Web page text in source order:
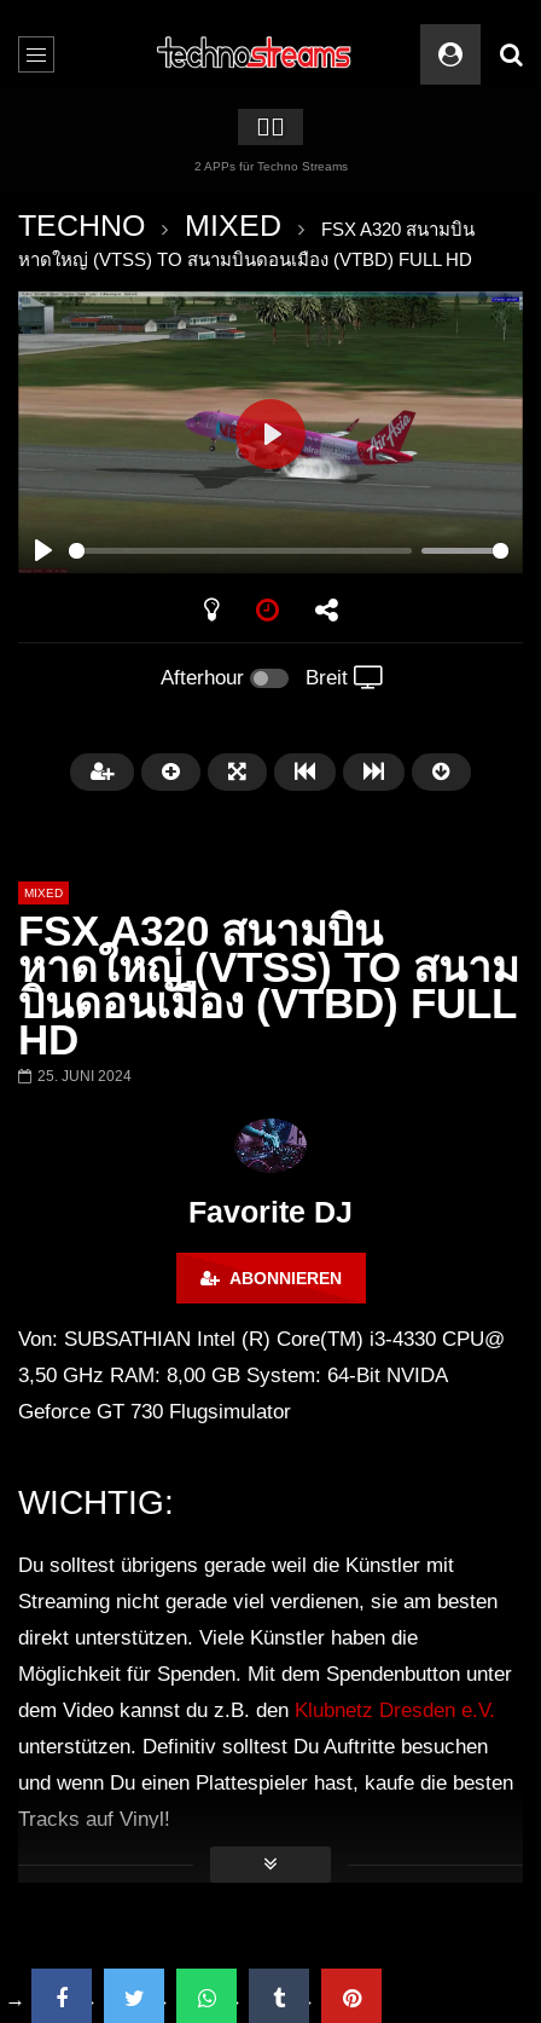
🏳️‍🌈
2 APPs für Techno Streams
TECHNO MIXED
FSX A320 สนามบิน
หาดใหญ่ (VTSS) TO สนามบินดอนเมือง (VTBD) FULL HD
PLAY
PLAY
Afterhour Breit
Später
Barbara Lago @ Kappa
FuturFestival 2024
MIXED
FSX A320 สนามบิน
หาดใหญ่ (VTSS) TO สนาม
บินดอนเมือง (VTBD) FULL
HD
25. JUNI 2024
Favorite DJ
ABONNIEREN
Von: SUBSATHIAN Intel (R) Core(TM) i3-4330 CPU@
3,50 GHz RAM: 8,00 GB System: 64-Bit NVIDA
Geforce GT 730 Flugsimulator
WICHTIG:
Du solltest übrigens gerade weil die Künstler mit
Streaming nicht gerade viel verdienen, sie am besten
direkt unterstützen. Viele Künstler haben die
Möglichkeit für Spenden. Mit dem Spendenbutton unter
dem Video kannst du z.B. den Klubnetz Dresden e.V.
unterstützen. Definitiv solltest Du Auftritte besuchen
und wenn Du einen Plattespieler hast, kaufe die besten
Tracks auf Vinyl!